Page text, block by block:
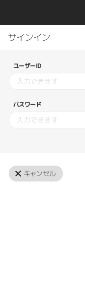
ユーザーID
パスワード